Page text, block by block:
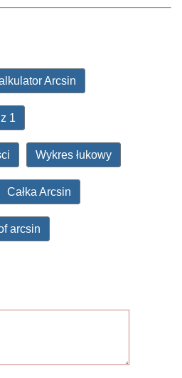
Arcsin
1
Wykres łukowy
Całka Arcsin
arcsin